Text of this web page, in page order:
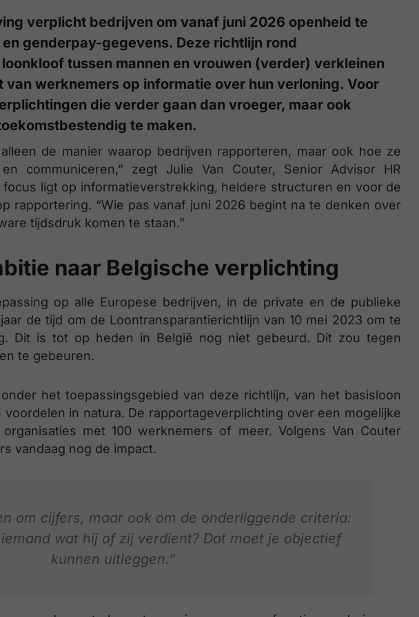
verplicht bedrijven om vanaf juni 2026 openheid te
genderpay-gegevens. Deze richtlijn rond
tussen mannen en vrouwen (verder) verkleinen
werknemers op informatie over hun verloning. Voor
die verder gaan dan vroeger, maar ook
te maken.
de manier waarop bedrijven rapporteren, maar ook hoe ze
communiceren,” zegt Julie Van Couter, Senior Advisor HR
focus ligt op informatieverstrekking, heldere structuren en voor de
rapportering. “Wie pas vanaf juni 2026 begint na te denken over
tijdsdruk komen te staan.”
naar Belgische verplichting
op alle Europese bedrijven, in de private en de publieke
de tijd om de Loontransparantierichtlijn van 10 mei 2023 om te
Dit is tot op heden in België nog niet gebeurd. Dit zou tegen
te gebeuren.
het toepassingsgebied van deze richtlijn, van het basisloon
in natura. De rapportageverplichting over een mogelijke
met 100 werknemers of meer. Volgens Van Couter
vandaag nog de impact.
om cijfers, maar ook om de onderliggende criteria:
wat hij of zij verdient? Dat moet je objectief
kunnen uitleggen.”